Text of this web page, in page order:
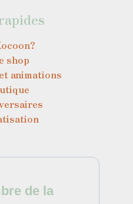
shop
animations
de la